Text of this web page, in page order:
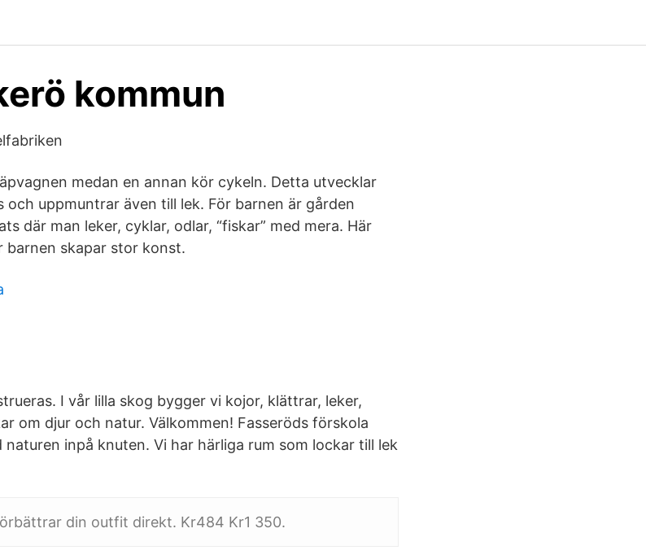
kommun
medan en annan kör cykeln. Detta utvecklar
och uppmuntrar även till lek. För barnen är gården
där man leker, cyklar, odlar, “fiskar” med mera. Här
barnen skapar stor konst.
I vår lilla skog bygger vi kojor, klättrar, leker,
om djur och natur. Välkommen! Fasseröds förskola
inpå knuten. Vi har härliga rum som lockar till lek
din outfit direkt. Kr484 Kr1 350.